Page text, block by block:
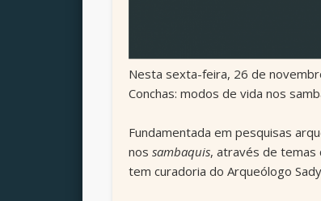
Nesta sexta-feira, 26 de
Conchas: modos de vida nos
Fundamentada em pesquisas
nos sambaquis, através de temas
tem curadoria do Arqueólogo